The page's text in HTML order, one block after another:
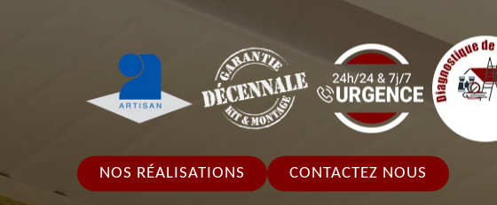
NOS RÉALISATIONS CONTACTEZ NOUS